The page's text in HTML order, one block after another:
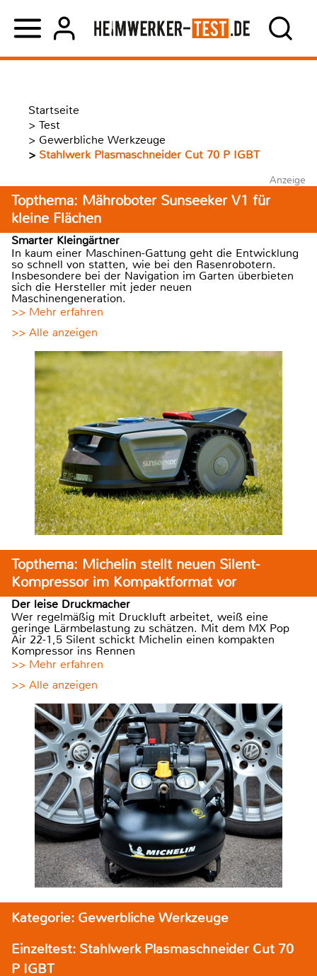
Startseite
> Test
> Gewerbliche Werkzeuge
> Stahlwerk Plasmaschneider Cut 70 P IGBT
Anzeige
Topthema: Mähroboter Sunseeker V1 für
kleine Flächen
Smarter Kleingärtner
In kaum einer Maschinen-Gattung geht die Entwicklung
so schnell von statten, wie bei den Rasenrobotern.
Insbesondere bei der Navigation im Garten überbieten
sich die Hersteller mit jeder neuen
Maschinengeneration.
>> Mehr erfahren
>> Alle anzeigen
Topthema: Michelin stellt neuen Silent-
Kompressor im Kompaktformat vor
Der leise Druckmacher
Wer regelmäßig mit Druckluft arbeitet, weiß eine
geringe Lärmbelastung zu schätzen. Mit dem MX Pop
Air 22-1,5 Silent schickt Michelin einen kompakten
Kompressor ins Rennen
>> Mehr erfahren
>> Alle anzeigen
Kategorie: Gewerbliche Werkzeuge
Einzeltest: Stahlwerk Plasmaschneider Cut 70
P IGBT